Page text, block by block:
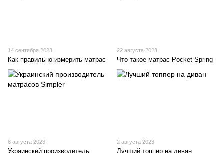
14 сентября 2023
Как правильно измерить матрас
22 августа 2023
Что такое матрас Pocket Spring
8 августа 2023
Украинский производитель
2 августа 2023
Лучший топпер на диван